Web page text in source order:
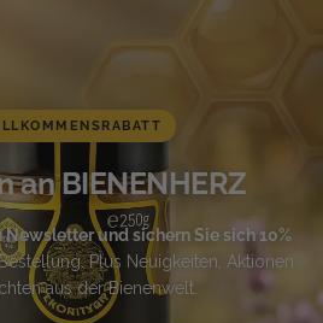
an BIENENHERZ
Newsletter und sichern Sie sich 10%
Plus Neuigkeiten, Aktionen
aus der Bienenwelt.